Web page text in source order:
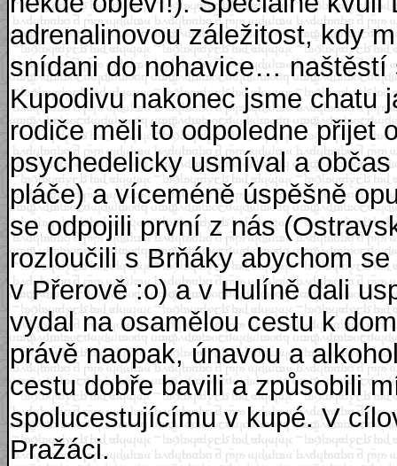
adrenalinovou záležitost, kdy
snídani do nohavice… naštěstí
Kupodivu nakonec jsme chatu
rodiče měli to odpoledne přijet
psychedelicky usmíval a
pláče) a víceméně úspěšně
se odpojili první z nás
rozloučili s Brňáky abychom
v Přerově :o) a v Hulíně dali
vydal na osamělou cestu k
právě naopak, únavou a
cestu dobře bavili a způsobili
spolucestujícímu v kupé. V
Pražáci.